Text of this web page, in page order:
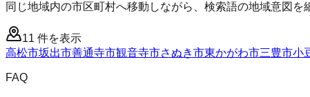
同じ地域内の市区町村へ移動しながら、検索語の地域意図を
11 件を表示
高松市坂出市善通寺市観音寺市さぬき市東かがわ市三豊市小
FAQ